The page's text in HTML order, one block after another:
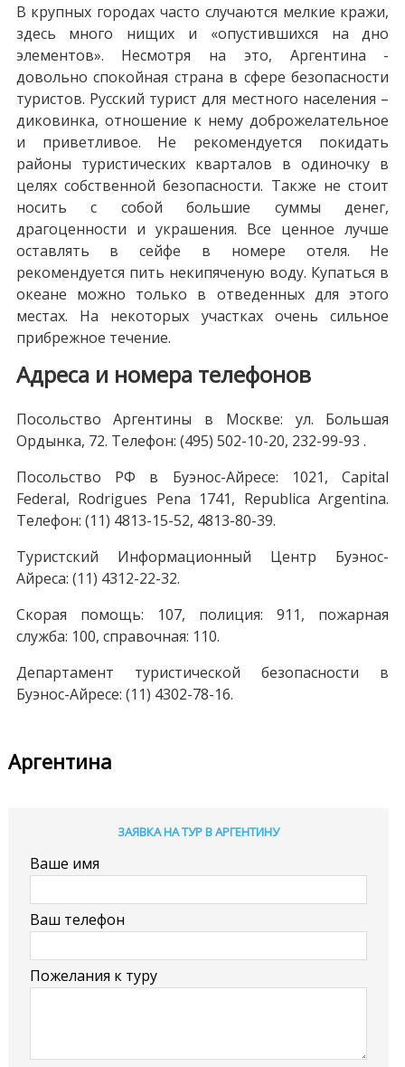
В крупных городах часто случаются мелкие кражи,
здесь много нищих и «опустившихся на дно
элементов». Несмотря на это, Аргентина -
довольно спокойная страна в сфере безопасности
туристов. Русский турист для местного населения –
диковинка, отношение к нему доброжелательное
и приветливое. Не рекомендуется покидать
районы туристических кварталов в одиночку в
целях собственной безопасности. Также не стоит
носить с собой большие суммы денег,
драгоценности и украшения. Все ценное лучше
оставлять в сейфе в номере отеля. Не
рекомендуется пить некипяченую воду. Купаться в
океане можно только в отведенных для этого
местах. На некоторых участках очень сильное
прибрежное течение.
Адреса и номера телефонов
Посольство Аргентины в Москве: ул. Большая
Ордынка, 72. Телефон: (495) 502-10-20, 232-99-93 .
Посольство РФ в Буэнос-Айресе: 1021, Capital
Federal, Rodrigues Pena 1741, Republica Argentina.
Телефон: (11) 4813-15-52, 4813-80-39.
Туристский Информационный Центр Буэнос-
Айреса: (11) 4312-22-32.
Скорая помощь: 107, полиция: 911, пожарная
служба: 100, справочная: 110.
Департамент туристической безопасности в
Буэнос-Айресе: (11) 4302-78-16.
Аргентина
ЗАЯВКА НА ТУР В АРГЕНТИНУ
Ваше имя
Ваш телефон
Пожелания к туру